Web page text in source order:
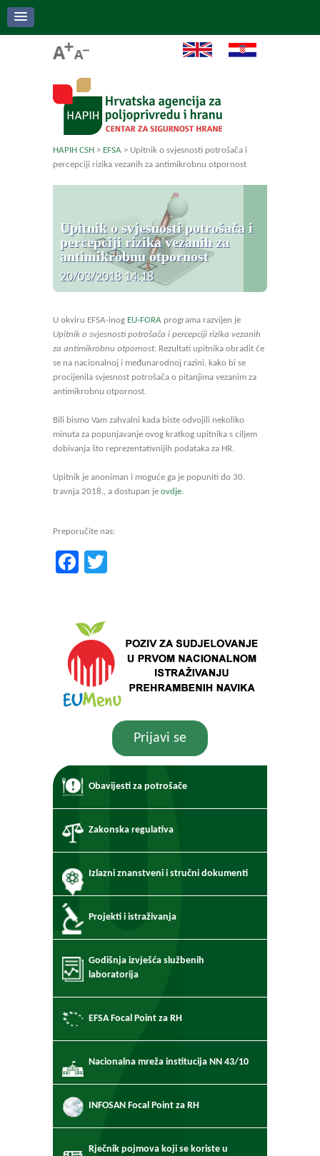
HAPIH CSH > EFSA > Upitnik o svjesnosti potrošača i
percepciji rizika vezanih za antimikrobnu otpornost
Upitnik o svjesnosti potrošača i
percepciji rizika vezanih za
antimikrobnu otpornost
20/03/2018 14:18
U okviru EFSA-inog EU-FORA programa razvijen je
Upitnik o svjesnosti potrošača i percepciji rizika vezanih
za antimikrobnu otpornost. Rezultati upitnika obradit će
se na nacionalnoj i međunarodnoj razini, kako bi se
procijenila svjesnost potrošača o pitanjima vezanim za
antimikrobnu otpornost.
Bili bismo Vam zahvalni kada biste odvojili nekoliko
minuta za popunjavanje ovog kratkog upitnika s ciljem
dobivanja što reprezentativnijih podataka za HR.
Upitnik je anoniman i moguće ga je popuniti do 30.
travnja 2018., a dostupan je ovdje.
Preporučite nas:
Facebook
Prijavi se
Obavijesti za potrošače
Zakonska regulativa
Izlazni znanstveni i stručni dokumenti
Projekti i istraživanja
Godišnja izvješća službenih
laboratorija
EFSA Focal Point za RH
Nacionalna mreža institucija NN 43/10
INFOSAN Focal Point za RH
Rječnik pojmova koji se koriste u